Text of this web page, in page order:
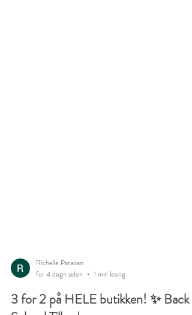
Richelle Paraoan
for 4 døgn siden
1 min lesing